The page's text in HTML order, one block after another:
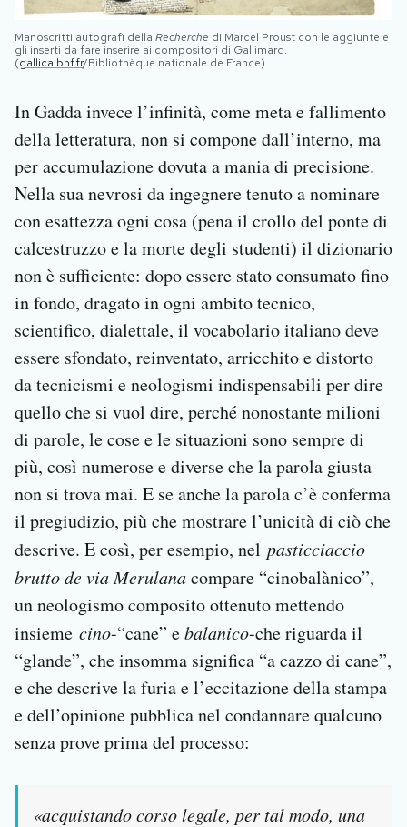
Manoscritti autografi della Recherche di Marcel Proust con le aggiunte e
gli inserti da fare inserire ai compositori di Gallimard.
(gallica.bnf.fr/Bibliothèque nationale de France)
In Gadda invece l’infinità, come meta e fallimento
della letteratura, non si compone dall’interno, ma
per accumulazione dovuta a mania di precisione.
Nella sua nevrosi da ingegnere tenuto a nominare
con esattezza ogni cosa (pena il crollo del ponte di
calcestruzzo e la morte degli studenti) il dizionario
non è sufficiente: dopo essere stato consumato fino
in fondo, dragato in ogni ambito tecnico,
scientifico, dialettale, il vocabolario italiano deve
essere sfondato, reinventato, arricchito e distorto
da tecnicismi e neologismi indispensabili per dire
quello che si vuol dire, perché nonostante milioni
di parole, le cose e le situazioni sono sempre di
più, così numerose e diverse che la parola giusta
non si trova mai. E se anche la parola c’è conferma
il pregiudizio, più che mostrare l’unicità di ciò che
descrive. E così, per esempio, nel pasticciaccio
brutto de via Merulanacompare “cinobalànico”,
un neologismo composito ottenuto mettendo
insieme cino-“cane” ebalanico-che riguarda il
“glande”, che insomma significa “a cazzo di cane”,
e che descrive la furia e l’eccitazione della stampa
e dell’opinione pubblica nel condannare qualcuno
senza prove prima del processo:
«acquistando corso legale, per tal modo, una